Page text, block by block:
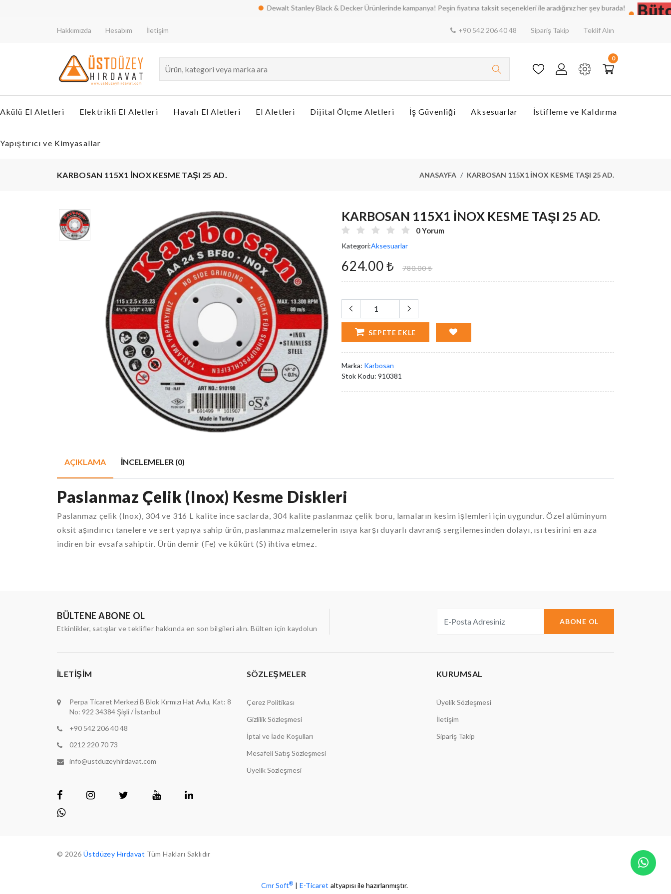
Dewalt Stanley Black & Decker Ürünlerinde kampanya! Peşin fiyatına taksit seçenekleri ile aradığınız her şey burada!
Hakkımızda Hesabım İletişim +90 542 206 40 48 Sipariş Takip Teklif Alın
0
Akülü El Aletleri Elektrikli El Aletleri Havalı El Aletleri El Aletleri Dijital Ölçme Aletleri İş Güvenliği Aksesuarlar İstifleme ve Kaldırma
Yapıştırıcı ve Kimyasallar
KARBOSAN 115X1 İNOX KESME TAŞI 25 AD. ANASAYFA KARBOSAN 115X1 İNOX KESME TAŞI 25 AD.
KARBOSAN 115X1 İNOX KESME TAŞI 25 AD.
0 Yorum
Kategori:Aksesuarlar
624.00 ₺ 780.00 ₺
SEPETE EKLE
Marka: Karbosan
Stok Kodu: 910381
AÇIKLAMA İNCELEMELER (0)
Paslanmaz Çelik (Inox) Kesme Diskleri
Paslanmaz çelik (Inox), 304 ve 316 L kalite ince saclarda, 304 kalite paslanmaz çelik boru, lamaların kesim ișlemleri için uygundur. Özel alüminyum
oksit așındırıcı tanelere ve sert yapıya sahip ürün, paslanmaz malzemelerin ısıya karșı duyarlı davranıș sergilemesinden dolayı, ısı tesirini en aza
indiren bir evsafa sahiptir. Ürün demir (Fe) ve kükürt (S) ihtiva etmez.
BÜLTENE ABONE OL
Etkinlikler, satışlar ve teklifler hakkında en son bilgileri alın. Bülten için kaydolun
ABONE OL
İLETIŞIM
Perpa Ticaret Merkezi B Blok Kırmızı Hat Avlu, Kat: 8
No: 922 34384 Şişli / İstanbul
+90 542 206 40 48
0212 220 70 73
info@ustduzeyhirdavat.com
SÖZLEŞMELER
Çerez Politikası
Gizlilik Sözleşmesi
İptal ve İade Koşulları
Mesafeli Satış Sözleşmesi
Üyelik Sözleşmesi
KURUMSAL
Üyelik Sözleşmesi
İletişim
Sipariş Takip
© 2026 Üstdüzey Hırdavat Tüm Hakları Saklıdır
Cmr Soft® | E-Ticaret altyapısı ile hazırlanmıştır.